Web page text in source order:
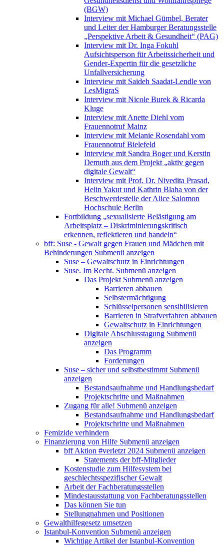
(BGW)
Interview mit Michael Gümbel, Berater
und Leiter der Hamburger Beratungsstelle
„Perspektive Arbeit & Gesundheit“ (PAG)
Interview mit Dr. Inga Fokuhl
Aufsichtsperson für Arbeitssicherheit und
Gender-Expertin für die gesetzliche
Unfallversicherung
Interview mit Saideh Saadat-Lendle von
LesMigraS
Interview mit Nicole Burek & Ricarda
Kluge
Interview mit Anette Diehl vom
Frauennotruf Mainz
Interview mit Melanie Rosendahl vom
Frauennotruf Bielefeld
Interview mit Sandra Boger und Kerstin
Demuth aus dem Projekt „aktiv gegen
digitale Gewalt“
Interview mit Prof. Dr. Nivedita Prasad,
Helin Yakut und Kathrin Blaha von der
Beschwerdestelle der Alice Salomon
Hochschule Berlin
Fortbildung „sexualisierte Belästigung am
Arbeitsplatz – Diskriminierungskritisch
erkennen, reflektieren und handeln“
bff: Suse - Gewalt gegen Frauen und Mädchen mit
Behinderungen Submenü anzeigen
Suse – Gewaltschutz in Einrichtungen
Suse. Im Recht. Submenü anzeigen
Das Projekt Submenü anzeigen
Barrieren abbauen
Selbstermächtigung
Schlüsselpersonen sensibilisieren
Barrieren in Strafverfahren abbauen
Gewaltschutz in Einrichtungen
Digitale Abschlusstagung Submenü
anzeigen
Das Programm
Forderungen
Suse – sicher und selbstbestimmt Submenü
anzeigen
Bestandsaufnahme und Handlungsbedarf
Projektschritte und Maßnahmen
Zugang für alle! Submenü anzeigen
Bestandsaufnahme und Handlungsbedarf
Projektschritte und Maßnahmen
Femizide verhindern
Finanzierung von Hilfe Submenü anzeigen
bff Aktion #verletzt 2024 Submenü anzeigen
Statements der bff-Mitglieder
Kostenstudie zum Hilfesystem bei
geschlechtsspezifischer Gewalt
Arbeit der Fachberatungsstellen
Mindestausstattung von Fachberatungsstellen
Das können Sie tun
Stellungnahmen und Positionen
Gewalthilfegesetz umsetzen
Istanbul-Konvention Submenü anzeigen
Wichtige Artikel der Istanbul-Konvention